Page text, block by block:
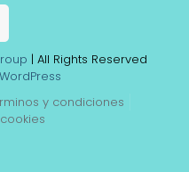
| All Rights Reserved
WordPress
y condiciones